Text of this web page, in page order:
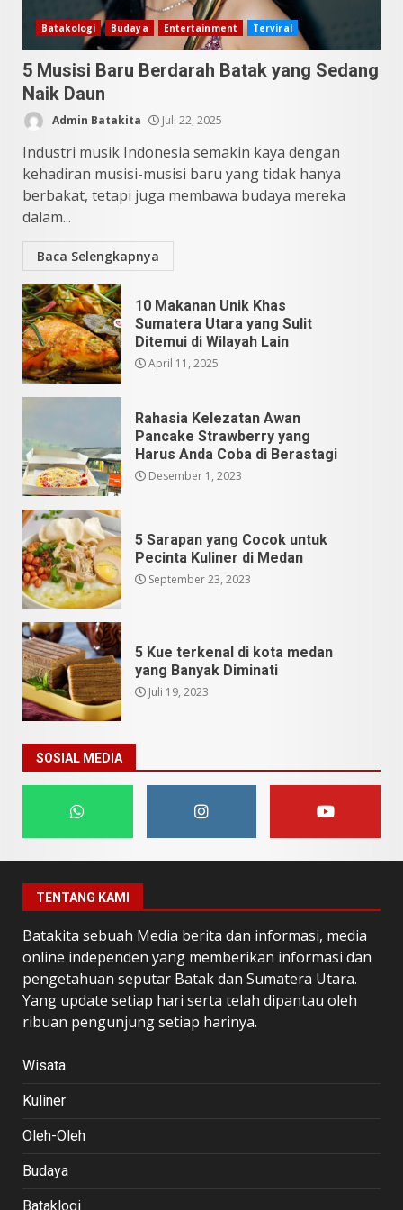
5
10 Kontroversial Orang Batak
Sering Jadi Perdebatan
Mei 25, 2026
Batakologi Budaya Entertainment Terviral
5 Musisi Baru Berdarah Batak yang Sedang
Naik Daun
Admin Batakita Juli 22, 2025
Industri musik Indonesia semakin kaya dengan
kehadiran musisi-musisi baru yang tidak hanya
berbakat, tetapi juga membawa budaya mereka
dalam...
Baca Selengkapnya
10 Makanan Unik Khas
Sumatera Utara yang Sulit
Ditemui di Wilayah Lain
April 11, 2025
Rahasia Kelezatan Awan
Pancake Strawberry yang
Harus Anda Coba di Berastagi
Desember 1, 2023
5 Sarapan yang Cocok untuk
Pecinta Kuliner di Medan
September 23, 2023
5 Kue terkenal di kota medan
yang Banyak Diminati
Juli 19, 2023
SOSIAL MEDIA
TENTANG KAMI
Batakita sebuah Media berita dan informasi, media
online independen yang memberikan informasi dan
pengetahuan seputar Batak dan Sumatera Utara.
Yang update setiap hari serta telah dipantau oleh
ribuan pengunjung setiap harinya.
Wisata
Kuliner
Oleh-Oleh
Budaya
Bataklogi